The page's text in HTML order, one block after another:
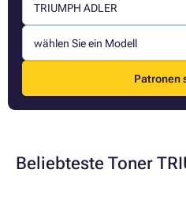
TRIUMPH ADLER
wählen Sie ein Modell
Patronen
Beliebteste Toner